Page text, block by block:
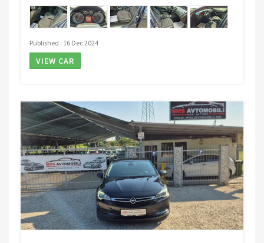
Published : 16 Dec 2024
VIEW CAR